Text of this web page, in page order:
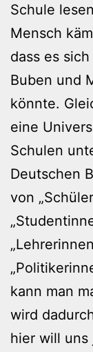
Schule
Mensch
dass es
Buben und
könnte.
eine
Schulen
Deutschen
von
kann man
wird
hier will uns